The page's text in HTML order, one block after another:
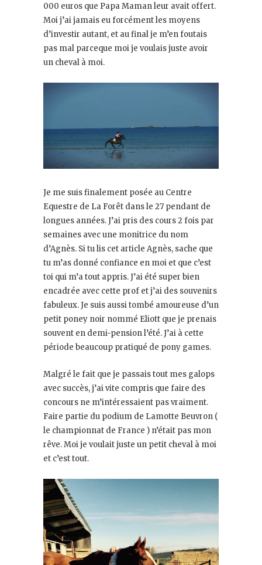
000 euros que Papa Maman leur avait offert.
Moi j’ai jamais eu forcément les moyens
d’investir autant, et au final je m’en foutais
pas mal parceque moi je voulais juste avoir
un cheval à moi.
Je me suis finalement posée au Centre
Equestre de La Forêt dans le 27 pendant de
longues années. J’ai pris des cours 2 fois par
semaines avec une monitrice du nom
d’Agnès. Si tu lis cet article Agnès, sache que
tu m’as donné confiance en moi et que c’est
toi qui m’a tout appris. J’ai été super bien
encadrée avec cette prof et j’ai des souvenirs
fabuleux. Je suis aussi tombé amoureuse d’un
petit poney noir nommé Eliott que je prenais
souvent en demi-pension l’été. J’ai à cette
période beaucoup pratiqué de pony games.
Malgré le fait que je passais tout mes galops
avec succès, j’ai vite compris que faire des
concours ne m’intéressaient pas vraiment.
Faire partie du podium de Lamotte Beuvron (
le championnat de France ) n’était pas mon
rêve. Moi je voulait juste un petit cheval à moi
et c’est tout.